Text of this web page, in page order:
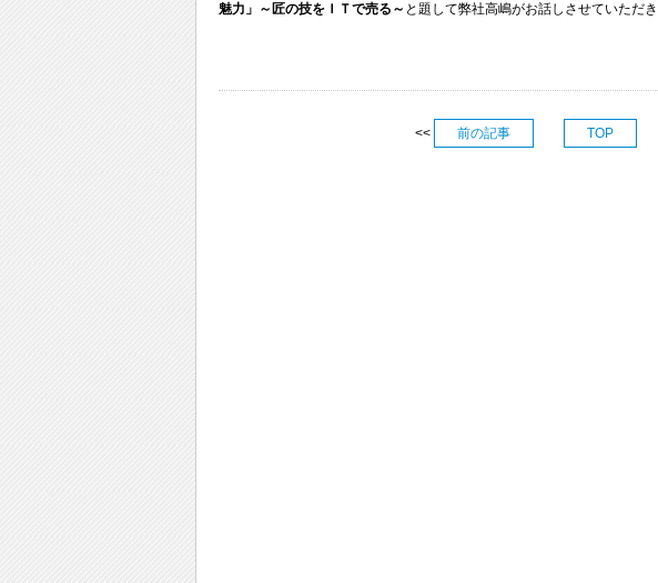
魅力」～匠の技をＩＴで売る～ と題して弊社高嶋がお話しさせていただき
<< 前の記事 TOP